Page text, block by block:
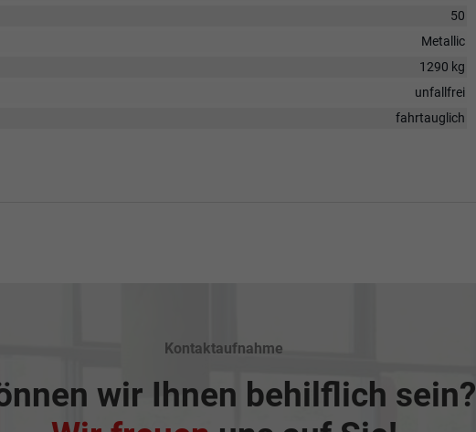
50
Metallic
1290 kg
unfallfrei
fahrtauglich
Kontaktaufnahme
wir Ihnen behilflich sein?